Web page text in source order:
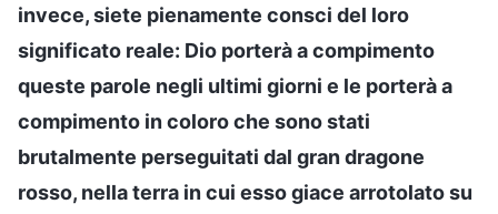
invece, siete pienamente consci del loro
significato reale: Dio porterà a compimento
queste parole negli ultimi giorni e le porterà a
compimento in coloro che sono stati
brutalmente perseguitati dal gran dragone
rosso, nella terra in cui esso giace arrotolato su